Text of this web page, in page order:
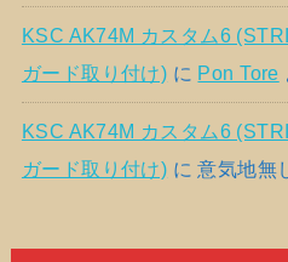
KSC AK74M カスタム6
ガード取り付け) に Pon Tore
KSC AK74M カスタム6
ガード取り付け) に意気地無